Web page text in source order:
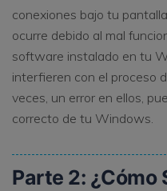
conexiones bajo tu
ocurre debido al mal
software instalado en tu
interfieren con el proceso
veces, un error en ellos,
correcto de tu Windows.
Parte 2: ¿Cómo